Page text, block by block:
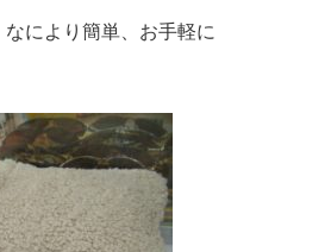
により簡単、お手軽に